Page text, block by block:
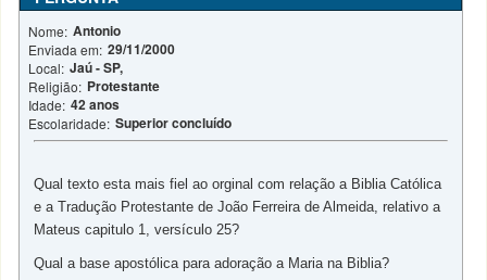
Nome: Antonio
Enviada em: 29/11/2000
Local: Jaú - SP,
Religião: Protestante
Idade: 42 anos
Escolaridade: Superior concluído
Qual texto esta mais fiel ao orginal com relação a Biblia Católica
e a Tradução Protestante de João Ferreira de Almeida, relativo a
Mateus capitulo 1, versículo 25?
Qual a base apostólica para adoração a Maria na Biblia?